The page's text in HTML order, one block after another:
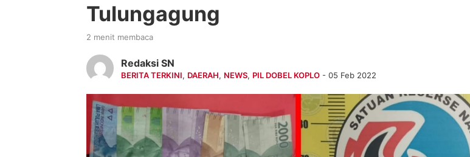
Tulungagung
2 menit membaca
Redaksi SN
BERITA TERKINI, DAERAH, NEWS, PIL DOBEL KOPLO - 05 Feb 2022